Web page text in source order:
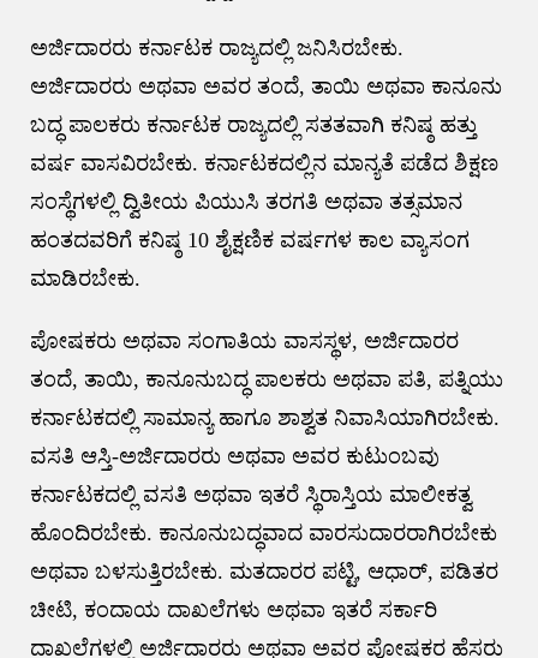
ಅರ್ಜಿದಾರರು ಕರ್ನಾಟಕ ರಾಜ್ಯದಲ್ಲಿ ಜನಿಸಿರಬೇಕು.
ಅರ್ಜಿದಾರರು ಅಥವಾ ಅವರ ತಂದೆ, ತಾಯಿ ಅಥವಾ ಕಾನೂನು
ಬದ್ಧ ಪಾಲಕರು ಕರ್ನಾಟಕ ರಾಜ್ಯದಲ್ಲಿ ಸತತವಾಗಿ ಕನಿಷ್ಠ ಹತ್ತು
ವರ್ಷ ವಾಸವಿರಬೇಕು. ಕರ್ನಾಟಕದಲ್ಲಿನ ಮಾನ್ಯತೆ ಪಡೆದ ಶಿಕ್ಷಣ
ಸಂಸ್ಥೆಗಳಲ್ಲಿ ದ್ವಿತೀಯ ಪಿಯುಸಿ ತರಗತಿ ಅಥವಾ ತತ್ಸಮಾನ
ಹಂತದವರಿಗೆ ಕನಿಷ್ಠ 10 ಶೈಕ್ಷಣಿಕ ವರ್ಷಗಳ ಕಾಲ ವ್ಯಾಸಂಗ
ಮಾಡಿರಬೇಕು.
ಪೋಷಕರು ಅಥವಾ ಸಂಗಾತಿಯ ವಾಸಸ್ಥಳ, ಅರ್ಜಿದಾರರ
ತಂದೆ, ತಾಯಿ, ಕಾನೂನುಬದ್ಧ ಪಾಲಕರು ಅಥವಾ ಪತಿ, ಪತ್ನಿಯು
ಕರ್ನಾಟಕದಲ್ಲಿ ಸಾಮಾನ್ಯ ಹಾಗೂ ಶಾಶ್ವತ ನಿವಾಸಿಯಾಗಿರಬೇಕು.
ವಸತಿ ಆಸ್ತಿ-ಅರ್ಜಿದಾರರು ಅಥವಾ ಅವರ ಕುಟುಂಬವು
ಕರ್ನಾಟಕದಲ್ಲಿ ವಸತಿ ಅಥವಾ ಇತರೆ ಸ್ಥಿರಾಸ್ತಿಯ ಮಾಲೀಕತ್ವ
ಹೊಂದಿರಬೇಕು. ಕಾನೂನುಬದ್ಧವಾದ ವಾರಸುದಾರರಾಗಿರಬೇಕು
ಅಥವಾ ಬಳಸುತ್ತಿರಬೇಕು. ಮತದಾರರ ಪಟ್ಟಿ, ಆಧಾರ್‌, ಪಡಿತರ
ಚೀಟಿ, ಕಂದಾಯ ದಾಖಲೆಗಳು ಅಥವಾ ಇತರೆ ಸರ್ಕಾರಿ
ದಾಖಲೆಗಳಲ್ಲಿ ಅರ್ಜಿದಾರರು ಅಥವಾ ಅವರ ಪೋಷಕರ ಹೆಸರು